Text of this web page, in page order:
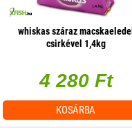
whiskas száraz macskaeledel
csirkével 1,4kg
4 280 Ft
KOSÁRBA